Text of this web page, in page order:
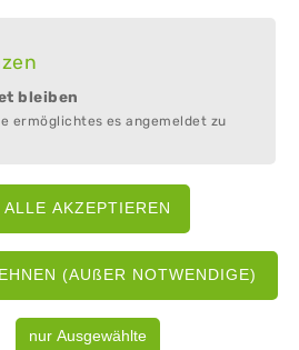
bleiben
ermöglichtes es angemeldet zu
Jugendverband mit
Mit unserem Team aus
wir Seminare, Freizeiten,
im Bereich
Politik, Naturverbindung, Zirkus,
Antifaschismus,
Theaterprojekt WildwuX
Treckern über Land, bietet
Auftritte und Workshops.